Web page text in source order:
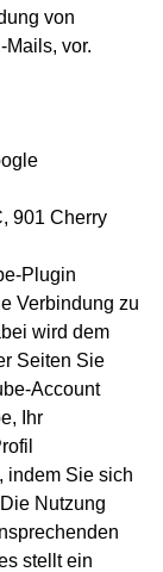
von
vor.
901 Cherry
Plugin
Verbindung zu
wird dem
Seiten Sie
Account
Ihr
indem Sie sich
Nutzung
stellt ein